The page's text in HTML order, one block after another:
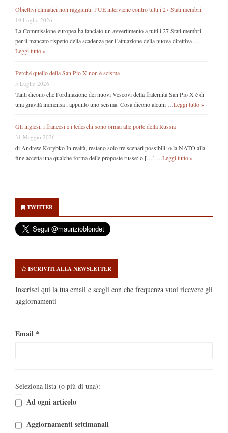
Obiettivi climatici non raggiunti: l’UE interviene contro tutti i 27 Stati membri.
19 Luglio 2026
La Commissione europea ha lanciato un avvertimento a tutti i 27 Stati membri
per il mancato rispetto della scadenza per l’attuazione della nuova direttiva …
Leggi tutto »
Perché quello della San Pio X non è scisma
5 Luglio 2026
Tanti dicono che l’ordinazione dei nuovi Vescovi della fraternità San Pio X è di
una gravità immensa , appunto uno scisma. Cosa dicono alcuni … Leggi tutto »
Gli inglesi, i francesi e i tedeschi sono ormai alle porte della Russia
31 Maggio 2026
di Andrew Korybko In realtà, restano solo tre scenari possibili: o la NATO alla
fine accetta una qualche forma delle proposte russe; o […] … Leggi tutto »
Sidebar
TWITTER
ISCRIVITI ALLA NEWSLETTER
Inserisci qui la tua email e scegli con che frequenza vuoi ricevere gli
aggiornamenti
Email *
Seleziona lista (o più di una):
Ad ogni articolo
Aggiornamenti settimanali